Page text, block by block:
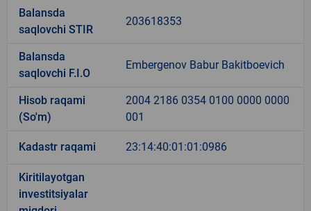
Balansda
saqlovchi STIR
203618353
Balansda
saqlovchi F.I.O
Embergenov Babur Bakitboevich
Hisob raqami
(So'm)
2004 2186 0354 0100 0000 0000
001
Kadastr raqami 23:14:40:01:01:0986
Kiritilayotgan
investitsiyalar